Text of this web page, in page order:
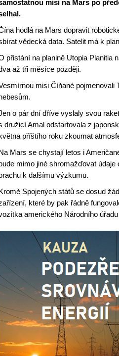
misi na Mars po
hodlá na Mars dopravit
vědecká data. Satelit má k
přistání na planině Utopia Planitia
až tři měsíce později.
misi Číňané pojmenovali
o pár dní dříve vyslaly svou
družicí Amal odstartovala z
příštího roku zkoumat
Mars se chystají letos i
mimo jiné shromažďovat
k dalšímu výzkumu.
Spojených států se dosud
které by pak řádně
amerického Národního